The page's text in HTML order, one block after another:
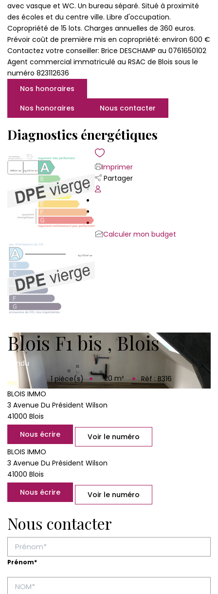
avec vasque et WC. Un bureau séparé. Situé à proximité
des écoles et du centre ville. Libre d'occupation.
Copropriété de 15 lots. Charges annuelles de 360 euros.
Prévoir coût de première mis en copropriété: environ 600 €
Contactez votre conseiller: Brice DESCHAMP au 0761650102
Agent commercial immatriculé au RSAC de Blois sous le
numéro 823112636
Nos honoraires
Nos honoraires
Nous contacter
Diagnostics énergétiques
Imprimer
Partager
Calculer mon budget
Blois F1 bis ,Blois
Vendu
1 pièce(s) 20 m² Réf : B316
BLOIS IMMO
3 Avenue Du Président Wilson
41000 Blois
Nous écrire
Voir le numéro
BLOIS IMMO
3 Avenue Du Président Wilson
41000 Blois
Nous écrire
Voir le numéro
Nous contacter
Prénom*